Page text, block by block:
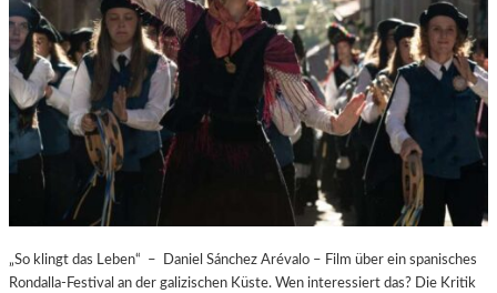
„So klingt das Leben“ – Daniel Sánchez Arévalo – Film über ein spanisches
Rondalla-Festival an der galizischen Küste. Wen interessiert das? Die Kritik